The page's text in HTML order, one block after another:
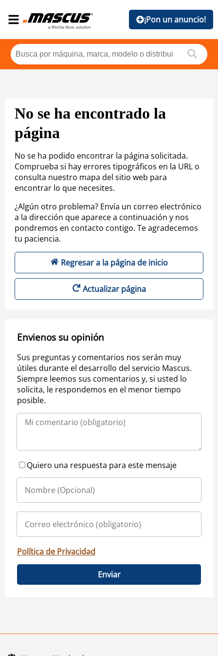
¡Pon un anuncio!
No se ha encontrado la
página
No se ha podido encontrar la página solicitada.
Comprueba si hay errores tipográficos en la URL o
consulta nuestro mapa del sitio web para
encontrar lo que necesites.
¿Algún otro problema? Envía un correo electrónico
a la dirección que aparece a continuación y nos
pondremos en contacto contigo. Te agradecemos
tu paciencia.
Regresar a la página de inicio
Actualizar página
Envienos su opinión
Sus preguntas y comentarios nos serán muy
útiles durante el desarrollo del servicio Mascus.
Siempre leemos sus comentarios y, si usted lo
solicita, le respondemos en el menor tiempo
posible.
Quiero una respuesta para este mensaje
Política de Privacidad
Enviar